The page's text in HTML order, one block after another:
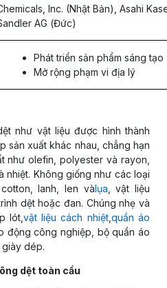
Inc. (Nhật Bản), Asahi
AG (Đức)
Phát triển sản phẩm sáng tạo
Mở rộng phạm vi địa lý
như vật liệu được hình thành
sản xuất khác nhau, chẳng hạn
như olefin, polyester và rayon,
nhiệt. Không giống như các loại
lanh, len vàlụa , vật liệu
dệt hoặc đan. Chúng nhẹ và
lót, vật liệu cách nhiệt, quần áo
động công nghiệp, bộ quần áo
dép.
dệt toàn cầu